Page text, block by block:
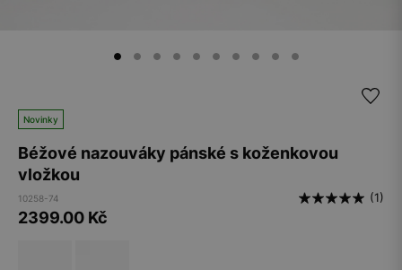
Novinky
Béžové nazouváky pánské s koženkovou
vložkou
10258-74 (1)
2399.00 Kč